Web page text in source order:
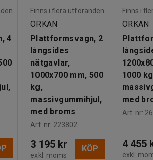
4
Finns i flera utföranden
ORKAN
Plattformsvagn, 2
långsides
nätgavlar,
1000x700 mm, 500
kg,
massivgummihjul,
med broms
Art. nr: 223802
3 195 kr
exkl. moms
KÖP
Finns i
ORKAN
1000
med
Art. nr:
4 455
exkl.